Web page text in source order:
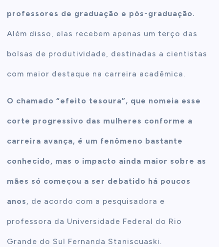
professores de graduação e pós-graduação.
Além disso, elas recebem apenas um terço das
bolsas de produtividade, destinadas a cientistas
com maior destaque na carreira acadêmica.
O chamado “efeito tesoura”, que nomeia esse
corte progressivo das mulheres conforme a
carreira avança, é um fenômeno bastante
conhecido, mas o impacto ainda maior sobre as
mães só começou a ser debatido há poucos
anos , de acordo com a pesquisadora e
professora da Universidade Federal do Rio
Grande do Sul Fernanda Staniscuaski.